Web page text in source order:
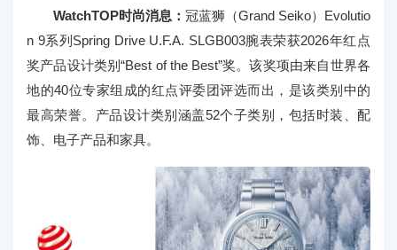
WatchTOP时尚消息： 冠蓝狮（Grand Seiko）Evolutio
n 9系列Spring Drive U.F.A. SLGB003腕表荣获2026年红点
奖产品设计类别“Best of the Best”奖。该奖项由来自世界各
地的40位专家组成的红点评委团评选而出，是该类别中的
最高荣誉。产品设计类别涵盖52个子类别，包括时装、配
饰、电子产品和家具。